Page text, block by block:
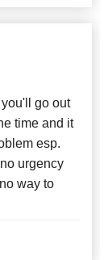
go out
time and it
esp.
urgency
way to